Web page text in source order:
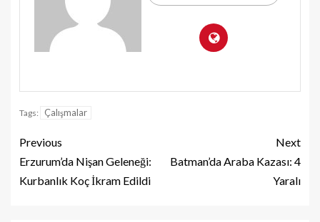
Tags: Çalışmalar
Previous
Erzurum’da Nişan Geleneği:
Kurbanlık Koç İkram Edildi
Next
Batman’da Araba Kazası: 4
Yaralı